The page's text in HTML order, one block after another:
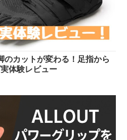
カットが変わる！足指から
体験レビュー